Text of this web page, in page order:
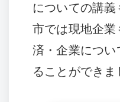
についての講
市では現地企
済・企業につ
ることができま